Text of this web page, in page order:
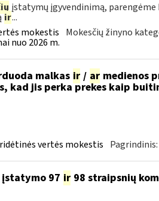
įstatymų įgyvendinimą,
ir...
mokestis Mokesčių žinyno
nuo 2026 m.
malkas ir/ armedienos
kad jis perka prekes kaip
vertės mokestis Pagrindinis:
įstatymo 97 ir98 straipsnių